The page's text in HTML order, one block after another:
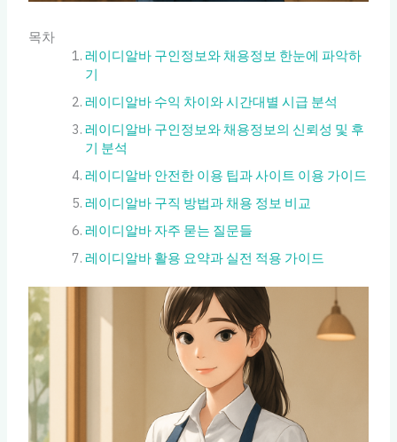
목차
레이디알바 구인정보와 채용정보 한눈에 파악하
기
레이디알바 수익 차이와 시간대별 시급 분석
레이디알바 구인정보와 채용정보의 신뢰성 및 후
기 분석
레이디알바 안전한 이용 팁과 사이트 이용 가이드
레이디알바 구직 방법과 채용 정보 비교
레이디알바 자주 묻는 질문들
레이디알바 활용 요약과 실전 적용 가이드